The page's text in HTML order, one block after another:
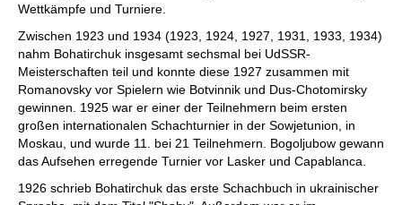
Wettkämpfe und Turniere.
Zwischen 1923 und 1934 (1923, 1924, 1927, 1931, 1933, 1934)
nahm Bohatirchuk insgesamt sechsmal bei UdSSR-
Meisterschaften teil und konnte diese 1927 zusammen mit
Romanovsky vor Spielern wie Botvinnik und Dus-Chotomirsky
gewinnen. 1925 war er einer der Teilnehmern beim ersten
großen internationalen Schachturnier in der Sowjetunion, in
Moskau, und wurde 11. bei 21 Teilnehmern. Bogoljubow gewann
das Aufsehen erregende Turnier vor Lasker und Capablanca.
1926 schrieb Bohatirchuk das erste Schachbuch in ukrainischer